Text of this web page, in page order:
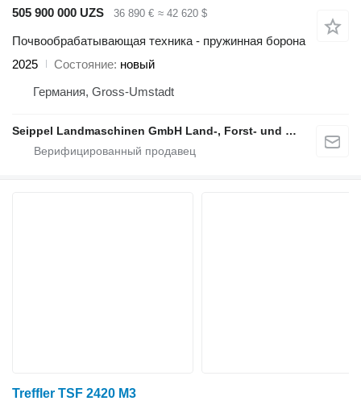
505 900 000 UZS
36 890 € ≈ 42 620 $
Почвообрабатывающая техника - пружинная борона
2025
Состояние новый
Германия, Gross-Umstadt
Seippel Landmaschinen GmbH Land-, Forst- und Gartentechnik
Treffler TSF 2420 M3